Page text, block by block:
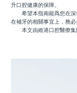
升口腔健康的保障。
希望本指南能爲您在深
在補牙的相關事宜上，務
本文由維港口腔醫療集